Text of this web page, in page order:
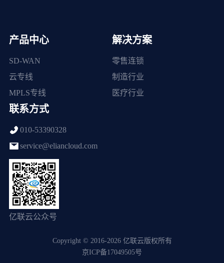
产品中心
SD-WAN
云专线
MPLS专线
解决方案
零售连锁
制造行业
医疗行业
联系方式
010-53390328
service@eliancloud.com
亿联云公众号
Copyright © 2016-2026 亿联云版权所有
京ICP备17049505号